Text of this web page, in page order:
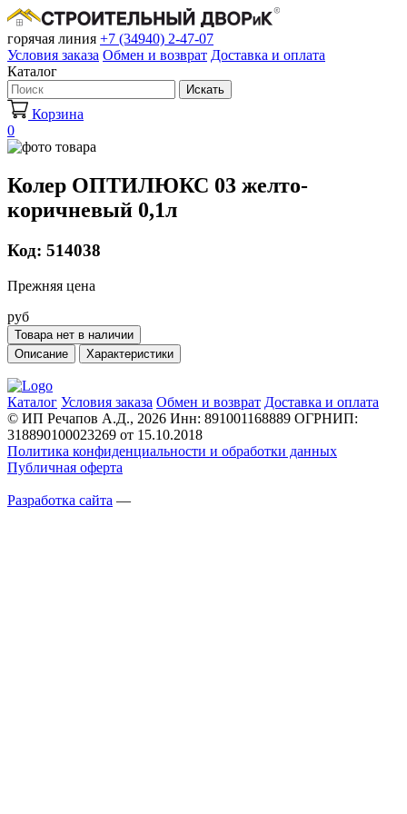
горячая линия +7 (34940) 2-47-07
Условия заказа Обмен и возврат Доставка и оплата
Каталог
Искать
Корзина
0
Колер ОПТИЛЮКС 03 желто-
коричневый 0,1л
Код: 514038
Прежняя цена
руб
Товара нет в наличии
Описание
Характеристики
Каталог Условия заказа Обмен и возврат Доставка и оплата
© ИП Речапов А.Д., 2026 Инн: 891001168889 ОГРНИП:
318890100023269 от 15.10.2018
Политика конфиденциальности и обработки данных
Публичная оферта
Разработка сайта —